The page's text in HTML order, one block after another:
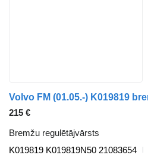
215 €
Bremžu regulētājvārsts
K019819 K019819N50 21083654